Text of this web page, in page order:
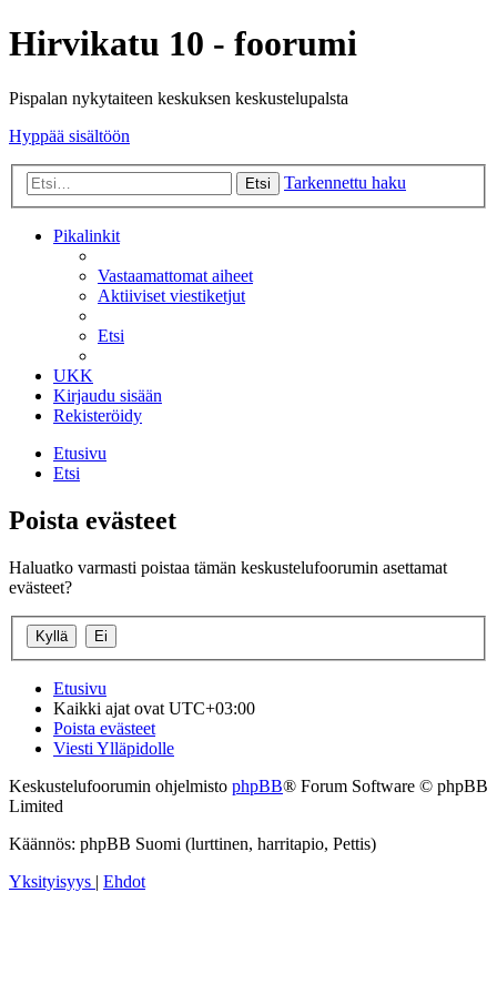
Hirvikatu 10 - foorumi
Pispalan nykytaiteen keskuksen keskustelupalsta
Hyppää sisältöön
Etsi Tarkennettu haku
Pikalinkit
Vastaamattomat aiheet
Aktiiviset viestiketjut
Etsi
UKK
Kirjaudu sisään
Rekisteröidy
Etusivu
Etsi
Poista evästeet
Haluatko varmasti poistaa tämän keskustelufoorumin asettamat
evästeet?
Etusivu
Kaikki ajat ovat UTC+03:00
Poista evästeet
Viesti Ylläpidolle
Keskustelufoorumin ohjelmisto phpBB® Forum Software © phpBB
Limited
Käännös: phpBB Suomi (lurttinen, harritapio, Pettis)
Yksityisyys | Ehdot